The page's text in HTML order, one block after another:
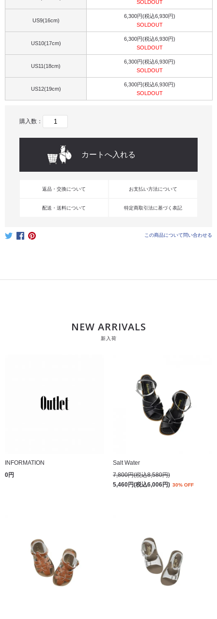
SOLDOUT
US9(16cm)
6,300円(税込6,930円)
SOLDOUT
US10(17cm)
6,300円(税込6,930円)
SOLDOUT
US11(18cm)
6,300円(税込6,930円)
SOLDOUT
US12(19cm)
6,300円(税込6,930円)
SOLDOUT
購入数：
返品・交換について お支払い方法について
配送・送料について 特定商取引法に基づく表記
この商品について問い合わせる
NEW ARRIVALS
新入荷
INFORMATION
0円
Salt Water
7,800円(税込8,580円)
5,460円(税込6,006円) 30% OFF